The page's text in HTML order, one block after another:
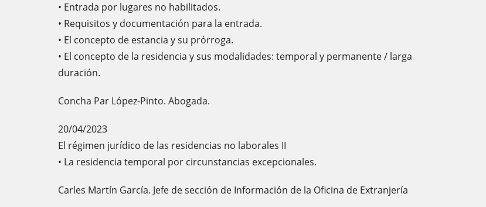
• Entrada por lugares no habilitados.
• Requisitos y documentación para la entrada.
• El concepto de estancia y su prórroga.
• El concepto de la residencia y sus modalidades: temporal y permanente / larga
duración.
Concha Par López-Pinto. Abogada.
20/04/2023
El régimen jurídico de las residencias no laborales II
• La residencia temporal por circunstancias excepcionales.
Carles Martín García. Jefe de sección de Información de la Oficina de Extranjería